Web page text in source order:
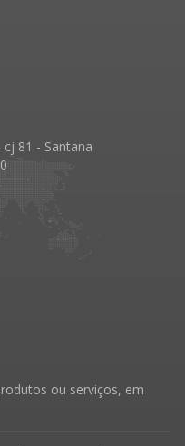
cj 81 - Santana
ou serviços, em